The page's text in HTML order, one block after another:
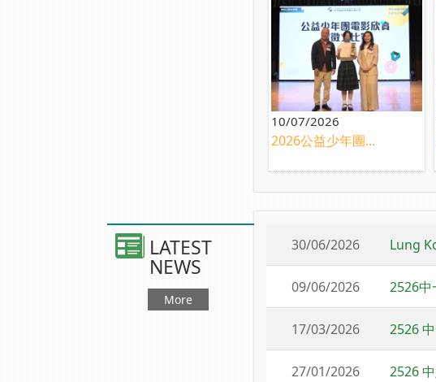
10/07/2026
2026公益少年團...
LATEST
NEWS
More
30/06/2026 Lung
09/06/2026 2526中
17/03/2026 2526
27/01/2026 2526